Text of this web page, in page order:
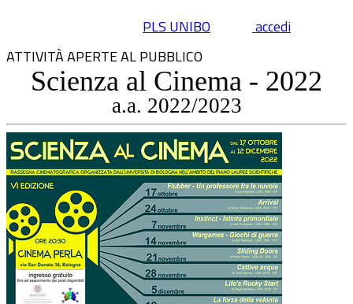
PLS UNIBO
accedi
ATTIVITÀ APERTE AL PUBBLICO
Scienza al Cinema - 2022
a.a. 2022/2023